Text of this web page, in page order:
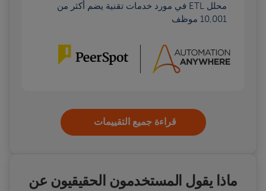
محلل ETL في مورد خدمات تقنية يضم أكثر من
10,001 موظف
قراءة جميع التقييمات
ماذا يقول المستخدمون الحقيقيون عن